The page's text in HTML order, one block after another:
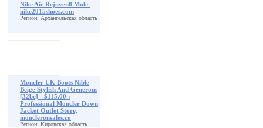
Nike Air Rejuven8 Mule-
nike2015shoes.com
Регион: Архангельская область
Moncler UK Boots Nible
Beige Stylish And Generous
[32bc] - $115.00 :
Professional Moncler Down
Jacket Outlet Store,
moncleronsales.co
Регион: Кировская область